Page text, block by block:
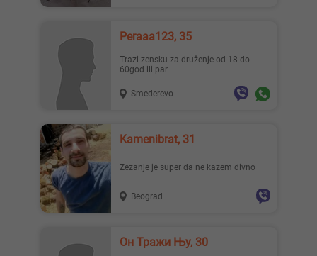
Peraaa123, 35
Trazi zensku za druženje od 18 do
60god ili par
Smederevo
Kamenibrat, 31
Zezanje je super da ne kazem divno
Beograd
Он Тражи Њу, 30